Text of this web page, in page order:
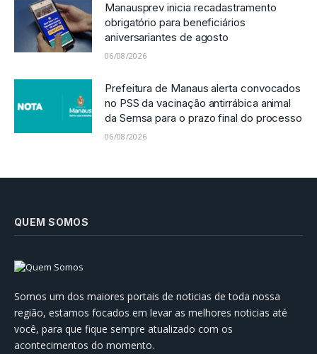
Manausprev inicia recadastramento
obrigatório para beneficiários
aniversariantes de agosto
06/08/2026
Prefeitura de Manaus alerta convocados
no PSS da vacinação antirrábica animal
da Semsa para o prazo final do processo
06/08/2026
QUEM SOMOS
Somos um dos maiores portais de noticias de toda nossa
região, estamos focados em levar as melhores noticias até
você, para que fique sempre atualizado com os
acontecimentos do momento.